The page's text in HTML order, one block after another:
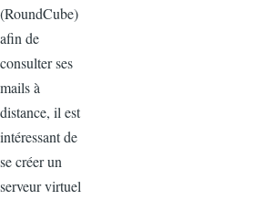
(RoundCube)
afin de
consulter ses
mails à
distance, il est
intéressant de
se créer un
serveurvirtuel